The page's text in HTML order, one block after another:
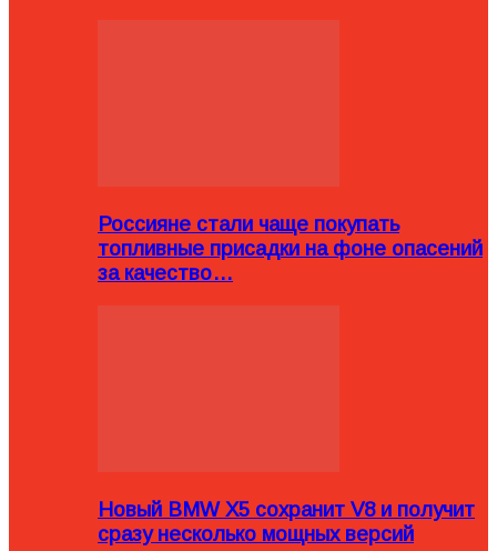
Россияне стали чаще покупать
топливные присадки на фоне опасений
за качество…
Новый BMW X5 сохранит V8 и получит
сразу несколько мощных версий